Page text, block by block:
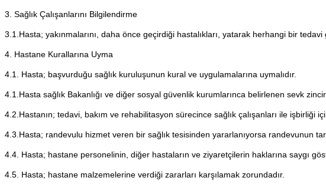
3. Sağlık Çalışanlarını Bilgilendirme
3.1.Hasta; yakınmalarını, daha önce geçirdiği hastalıkları, yatarak herhangi bir
4. Hastane Kurallarına Uyma
4.1. Hasta; başvurduğu sağlık kuruluşunun kural ve uygulamalarına uymalıdır.
4.1.Hasta sağlık Bakanlığı ve diğer sosyal güvenlik kurumlarınca belirlenen sevk
4.2.Hastanın; tedavi, bakım ve rehabilitasyon sürecince sağlık çalışanları ile işbirliği
4.3.Hasta; randevulu hizmet veren bir sağlık tesisinden yararlanıyorsa randevunun
4.4. Hasta; hastane personelinin, diğer hastaların ve ziyaretçilerin haklarına saygı
4.5. Hasta; hastane malzemelerine verdiği zararları karşılamak zorundadır.